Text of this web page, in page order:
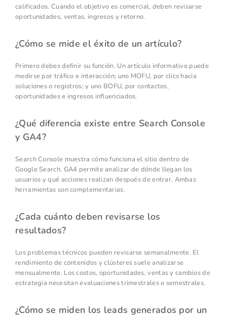
calificados. Cuando el objetivo es comercial, deben revisarse
oportunidades, ventas, ingresos y retorno.
¿Cómo se mide el éxito de un artículo?
Primero debes definir su función. Un artículo informativo puede
medirse por tráfico e interacción; uno MOFU, por clics hacia
soluciones o registros; y uno BOFU, por contactos,
oportunidades e ingresos influenciados.
¿Qué diferencia existe entre Search Console
y GA4?
Search Console muestra cómo funciona el sitio dentro de
Google Search. GA4 permite analizar de dónde llegan los
usuarios y qué acciones realizan después de entrar. Ambas
herramientas son complementarias.
¿Cada cuánto deben revisarse los
resultados?
Los problemas técnicos pueden revisarse semanalmente. El
rendimiento de contenidos y clústeres suele analizarse
mensualmente. Los costos, oportunidades, ventas y cambios de
estrategia necesitan evaluaciones trimestrales o semestrales.
¿Cómo se miden los leads generados por un